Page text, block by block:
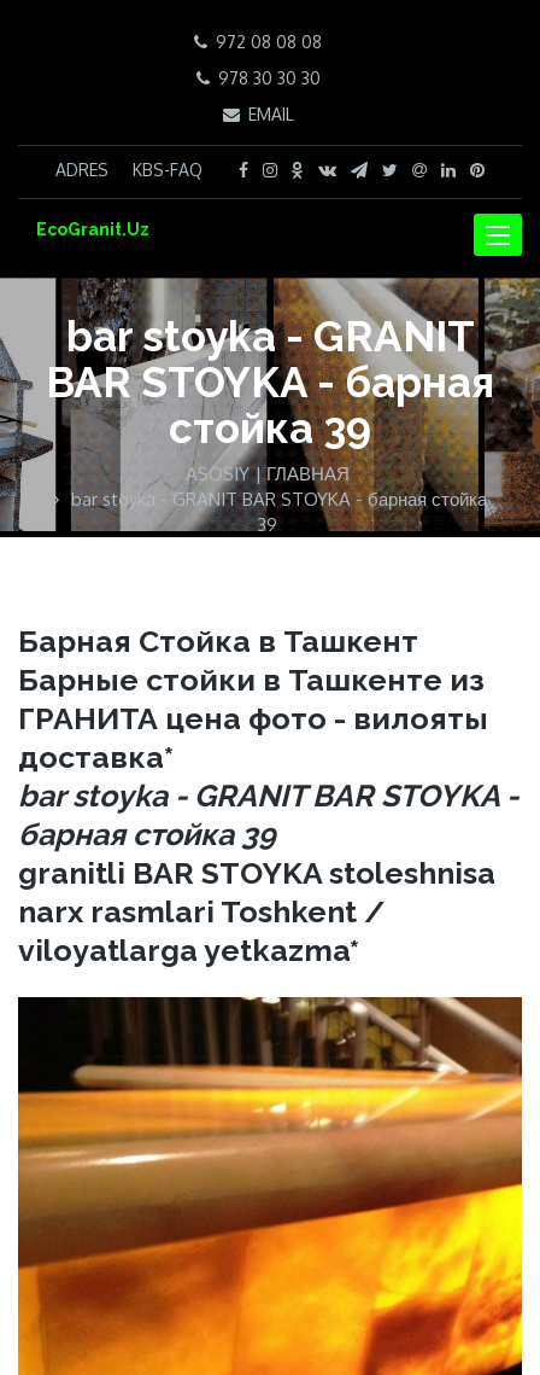
972 08 08 08
978 30 30 30
EMAIL
ADRES KBS-FAQ
EcoGranit.Uz
bar stoyka - GRANIT
BAR STOYKA - барная
стойка 39
ASOSIY | ГЛАВНАЯ
bar stoyka - GRANIT BAR STOYKA - барная стойка
39
Барная Стойка в Ташкент
Барные стойки в Ташкенте из
ГРАНИТА цена фото - вилояты
доставка*
bar stoyka - GRANIT BAR STOYKA -
барная стойка 39
granitli BAR STOYKA stoleshnisa
narx rasmlari Toshkent /
viloyatlarga yetkazma*